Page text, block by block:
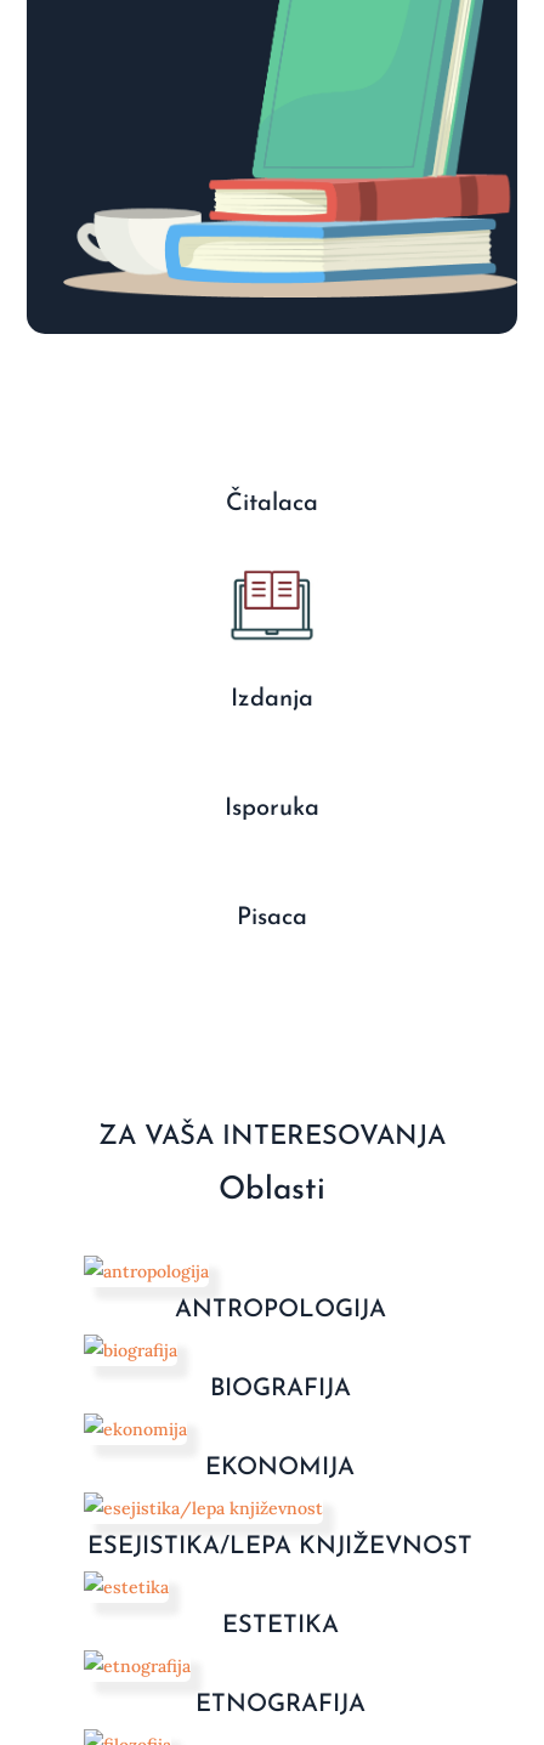
Čitalaca
Izdanja
Isporuka
Pisaca
ZA VAŠA INTERESOVANJA
Oblasti
ANTROPOLOGIJA
BIOGRAFIJA
EKONOMIJA
ESEJISTIKA/LEPA KNJIŽEVNOST
ESTETIKA
ETNOGRAFIJA